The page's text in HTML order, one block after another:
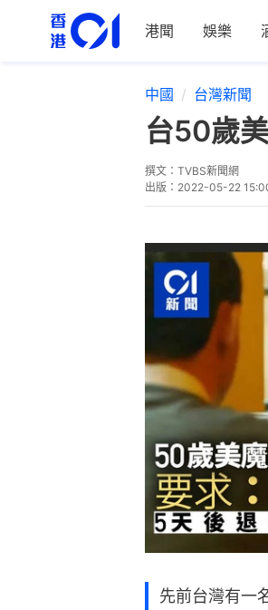
港聞 娛樂
中國 台灣新聞
台50歲
撰文： TVBS新聞網
出版： 2022-05-22
先前台灣有一